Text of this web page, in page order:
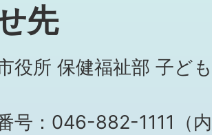
先
役所 保健福祉部 子ど
号：046-882-1111（